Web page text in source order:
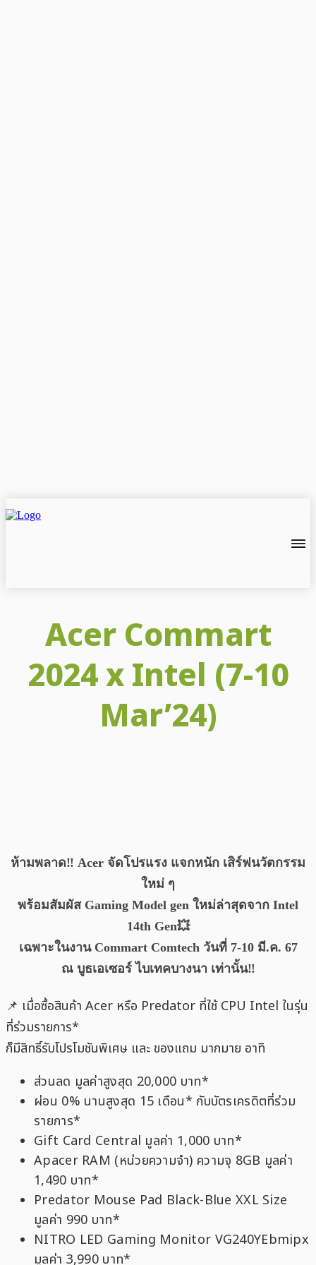
Acer Commart
2024 x Intel (7-10
Mar’24)
ห้ามพลาด‼️ Acer จัดโปรแรง แจกหนัก เสิร์ฟนวัตกรรม
ใหม่ ๆ
พร้อมสัมผัส Gaming Model gen ใหม่ล่าสุดจาก Intel
14th Gen💥
เฉพาะในงาน Commart Comtech วันที่ 7-10 มี.ค. 67
ณ บูธเอเซอร์ ไบเทคบางนา เท่านั้น‼️
📌 เมื่อซื้อสินค้า Acer หรือ Predator ที่ใช้ CPU Intel ในรุ่น
ที่ร่วมรายการ*
ก็มีสิทธิ์รับโปรโมชันพิเศษ และ ของแถม มากมาย อาทิ
ส่วนลด มูลค่าสูงสุด 20,000 บาท*
ผ่อน 0% นานสูงสุด 15 เดือน* กับบัตรเครดิตที่ร่วม
รายการ*
Gift Card Central มูลค่า 1,000 บาท*
Apacer RAM (หน่วยความจำ) ความจุ 8GB มูลค่า
1,490 บาท*
Predator Mouse Pad Black-Blue XXL Size
มูลค่า 990 บาท*
NITRO LED Gaming Monitor VG240YEbmipx
มูลค่า 3,990 บาท*